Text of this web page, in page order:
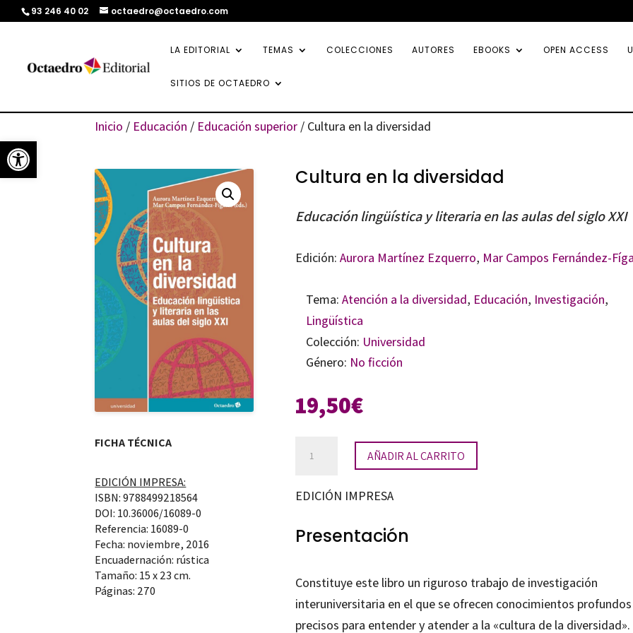
Abrir barra de herramientas
93 246 40 02 octaedro@octaedro.com
LA EDITORIAL TEMAS COLECCIONES AUTORES EBOOKS OPEN ACCESS
SITIOS DE OCTAEDRO
Inicio / Educación / Educación superior / Cultura en la diversidad
FICHA TÉCNICA
EDICIÓN IMPRESA:
ISBN: 9788499218564
DOI: 10.36006/16089-0
Referencia: 16089-0
Fecha: noviembre, 2016
Encuadernación: rústica
Tamaño: 15 x 23 cm.
Páginas: 270
Cultura en la diversidad
Educación lingüística y literaria en las aulas del siglo XXI
Edición: Aurora Martínez Ezquerro, Mar Campos Fernández-
Tema: Atención a la diversidad, Educación, Investigación,
Lingüística
Colección: Universidad
Género: No ficción
19,50€
la
cantidad
AÑADIR AL CARRITO
EDICIÓN IMPRESA
Presentación
Constituye este libro un riguroso trabajo de investigación
interuniversitaria en el que se ofrecen conocimientos
precisos para entender y atender a la «cultura de la diversidad».